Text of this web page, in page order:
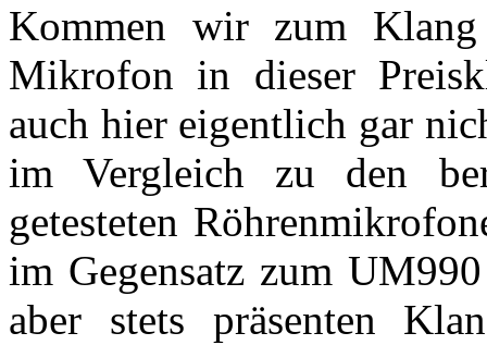
Kommen wir zum
Mikrofon in dieser
auch hier eigentlich gar
im Vergleich zu den
getesteten
im Gegensatz zum
aber stets präsenten